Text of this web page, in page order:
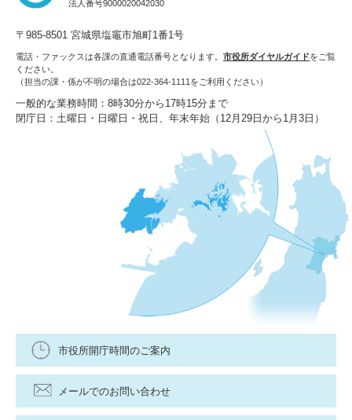
法人番号9000020042030
〒985-8501 宮城県塩竈市旭町1番1号
電話・ファックスは各課の直通電話番号となります。 市役所ダイヤルガイドをご覧
ください。
（担当の課・係が不明の場合は022-364-1111をご利用ください）
一般的な業務時間：8時30分から17時15分まで
閉庁日：土曜日・日曜日・祝日、年末年始（12月29日から1月3日）
市役所開庁時間のご案内
メールでのお問い合わせ